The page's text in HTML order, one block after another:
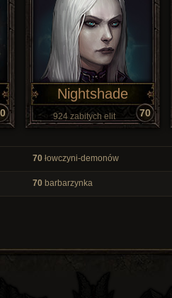
Nightshade
924 zabitych elit 70
70 łowczyni-demonów
70 barbarzynka